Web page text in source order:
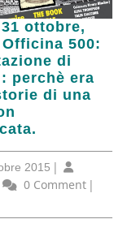
ottobre,
500:
di
perchè era
di una
2015 13
Ottobre
|
0 Comment |